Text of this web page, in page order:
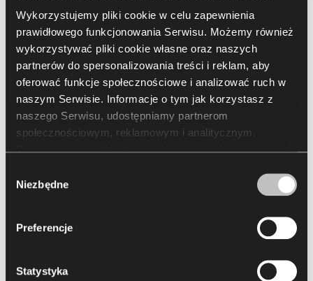
Wykorzystujemy pliki cookie w celu zapewnienia
prawidłowego funkcjonowania Serwisu. Możemy również
wykorzystywać pliki cookie własne oraz naszych
partnerów do spersonalizowania treści i reklam, aby
oferować funkcje społecznościowe i analizować ruch w
naszym Serwisie. Informacje o tym jak korzystasz z
naszego Serwisu, udostępniamy partnerom
społecznościowym, reklamowym i analitycznym.
Partnerzy mogą połączyć te informacje z innymi danymi
korzystania z ich usług. Korzystanie z plików cookie
preferencji użytkownika wymaga Twojej zgody, którą
możesz wyrazić, klikając „Zezwól na wszystkie”. Jeżeli
wybór”. Wyrażoną zgodę/zgody możesz wycofać w
zgody
Niezbędne
Preferencje
Statystyka
Powierzchnia9500m²
1. Wyposażenie jednego z największych co-
ergonomię stanowiska pracy.
uniwersalnej dla pracowników z różnych branż